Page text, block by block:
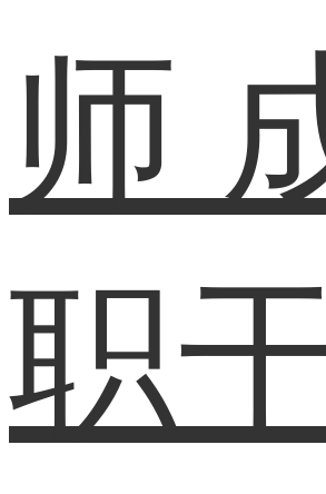
师
职